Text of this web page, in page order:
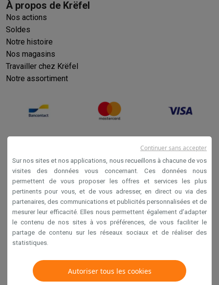
À propos de Krëfel
Nos actions
Soldes
Notre histoire
Nos magasins
Travailler chez Krëfel
Notre assortiment
Conditions générales de vente
Privacy
Disclaimer
Cookies
Krëfel NV - Steenstraat 44 - Industriezone 4 "T Sas",
Sur nos sites et nos applications, nous recueillons à chacune de vos
visites des données vous concernant. Ces données nous
permettent de vous proposer les offres et services les plus
pertinents pour vous, et de vous adresser, en direct ou via des
partenaires, des communications et publicités personnalisées et de
mesurer leur efficacité. Elles nous permettent également d’adapter
le contenu de nos sites à vos préférences, de vous faciliter le
partage de contenu sur les réseaux sociaux et de réaliser des
statistiques.
Autoriser tous les cookies
Continuer sans accepter